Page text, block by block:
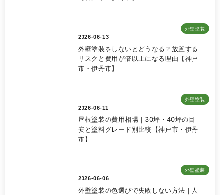
外壁塗装
2026-06-13
外壁塗装をしないとどうなる？放置する
リスクと費用が倍以上になる理由【神戸
市・伊丹市】
外壁塗装
2026-06-11
屋根塗装の費用相場｜30坪・40坪の目
安と塗料グレード別比較【神戸市・伊丹
市】
外壁塗装
2026-06-06
外壁塗装の色選びで失敗しない方法｜人